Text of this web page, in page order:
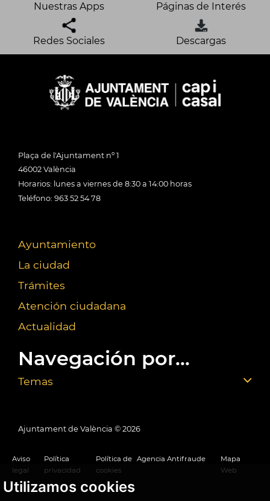
Utilizamos cookies
Nuestras Apps Páginas de Interés
Redes Sociales Descargas
Plaça de l'Ajuntament nº 1
46002 València
Horarios: lunes a viernes de 8:30 a 14:00 horas
Teléfono: 963 52 54 78
Ayuntamiento
La ciudad
Trámites
Atención ciudadana
Actualidad
Navegación por...
Temas
Ajuntament de València © 2026
Aviso
legal
Política
privacidad
Política de
cookies
Agencia Antifraude
Mapa
Web